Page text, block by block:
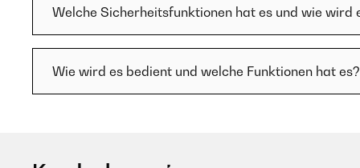
Welche Sicherheitsfunktionen hat es und wie wird
Wie wird es bedient und welche Funktionen hat es?